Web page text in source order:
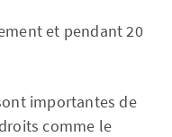
et pendant 20
importantes de
comme le